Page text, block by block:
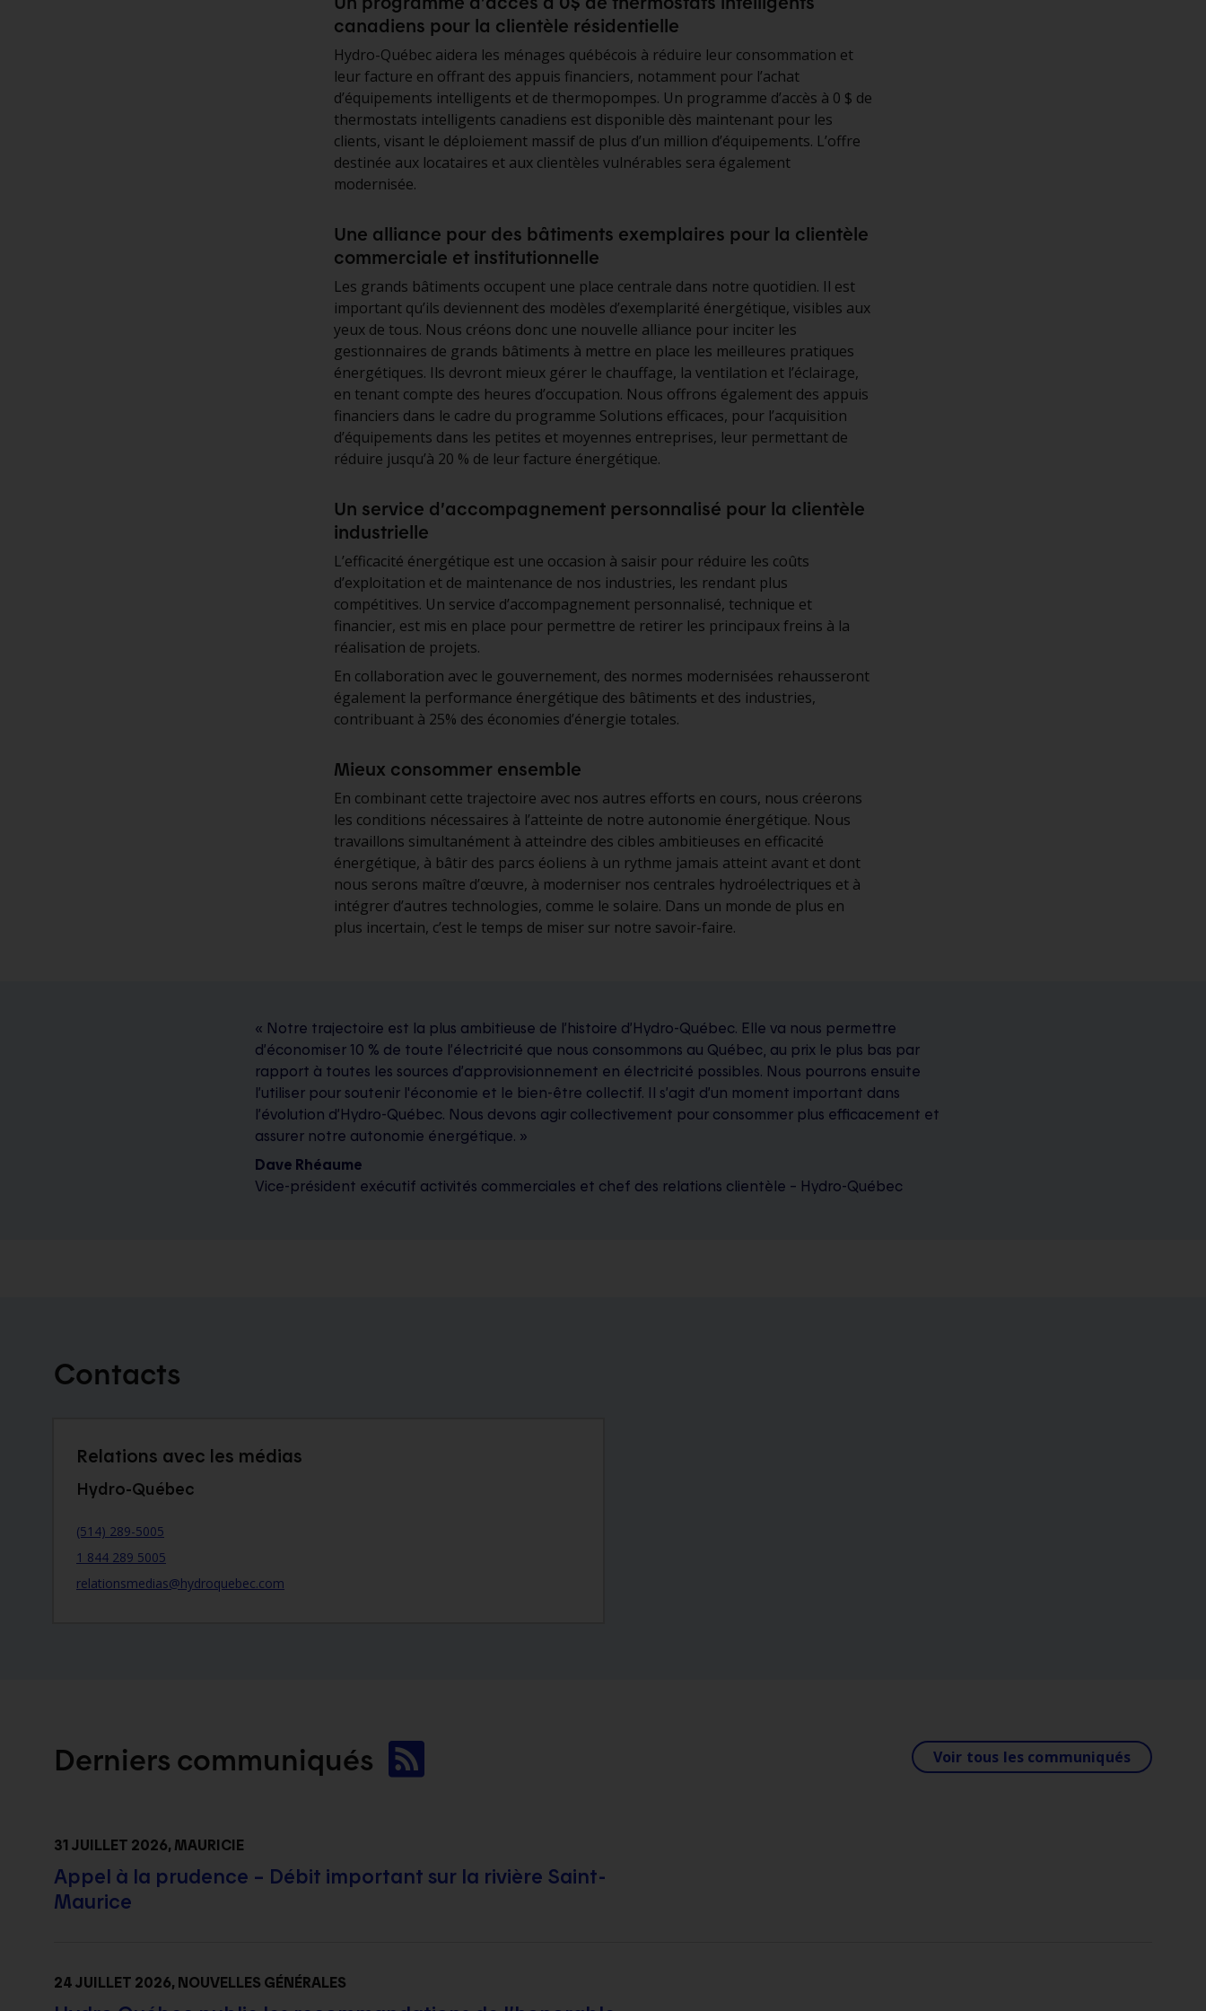
canadiens pour la clientèle résidentielle
Hydro-Québec aidera les ménages québécois à réduire leur consommation et
leur facture en offrant des appuis financiers, notamment pour l’achat
d’équipements intelligents et de thermopompes. Un programme d’accès à 0 $ de
thermostats intelligents canadiens est disponible dès maintenant pour les
clients, visant le déploiement massif de plus d’un million d’équipements. L’offre
destinée aux locataires et aux clientèles vulnérables sera également
modernisée.
Une alliance pour des bâtiments exemplaires pour la clientèle
commerciale et institutionnelle
Les grands bâtiments occupent une place centrale dans notre quotidien. Il est
important qu’ils deviennent des modèles d’exemplarité énergétique, visibles aux
yeux de tous. Nous créons donc une nouvelle alliance pour inciter les
gestionnaires de grands bâtiments à mettre en place les meilleures pratiques
énergétiques. Ils devront mieux gérer le chauffage, la ventilation et l’éclairage,
en tenant compte des heures d’occupation. Nous offrons également des appuis
financiers dans le cadre du programme Solutions efficaces, pour l’acquisition
d’équipements dans les petites et moyennes entreprises, leur permettant de
réduire jusqu’à 20 % de leur facture énergétique.
Un service d’accompagnement personnalisé pour la clientèle
industrielle
L’efficacité énergétique est une occasion à saisir pour réduire les coûts
d’exploitation et de maintenance de nos industries, les rendant plus
compétitives. Un service d’accompagnement personnalisé, technique et
financier, est mis en place pour permettre de retirer les principaux freins à la
réalisation de projets.
En collaboration avec le gouvernement, des normes modernisées rehausseront
également la performance énergétique des bâtiments et des industries,
contribuant à 25% des économies d’énergie totales.
Mieux consommer ensemble
En combinant cette trajectoire avec nos autres efforts en cours, nous créerons
les conditions nécessaires à l’atteinte de notre autonomie énergétique. Nous
travaillons simultanément à atteindre des cibles ambitieuses en efficacité
énergétique, à bâtir des parcs éoliens à un rythme jamais atteint avant et dont
nous serons maître d’œuvre, à moderniser nos centrales hydroélectriques et à
intégrer d’autres technologies, comme le solaire. Dans un monde de plus en
plus incertain, c’est le temps de miser sur notre savoir-faire.
« Notre trajectoire est la plus ambitieuse de l’histoire d’Hydro-Québec. Elle va nous permettre
d’économiser 10 % de toute l’électricité que nous consommons au Québec, au prix le plus bas par
rapport à toutes les sources d’approvisionnement en électricité possibles. Nous pourrons ensuite
l’utiliser pour soutenir l'économie et le bien-être collectif. Il s’agit d’un moment important dans
l’évolution d’Hydro-Québec. Nous devons agir collectivement pour consommer plus efficacement et
assurer notre autonomie énergétique. »
Dave Rhéaume
Vice-président exécutif activités commerciales et chef des relations clientèle – Hydro-Québec
Contacts
Relations avec les médias
Hydro-Québec
(514) 289-5005
1 844 289 5005
relationsmedias@hydroquebec.com
Derniers communiqués Voir tous les communiqués
31 JUILLET 2026, MAURICIE
Appel à la prudence – Débit important sur la rivière Saint-
Maurice
24 JUILLET 2026, NOUVELLES GÉNÉRALES